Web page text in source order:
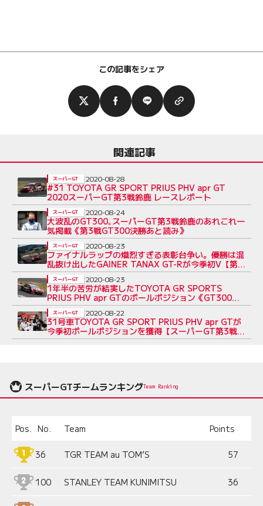
この記事をシェア
関連記事
#31 TOYOTA GR SPORT PRIUS PHV apr GT
2020スーパーGT第3戦鈴鹿 レースレポート
スーパーGT 2020-08-28
大波乱のGT300｡スーパーGT第3戦鈴鹿のあれこれ一
気掲載《第3戦GT300決勝あと読み》
スーパーGT 2020-08-24
ファイナルラップの熾烈すぎる表彰台争い。優勝は混
乱抜け出したGAINER TANAX GT-Rが今季初V【第3
戦鈴鹿GT300決勝】
スーパーGT 2020-08-23
1年半の苦労が結実したTOYOTA GR SPORTS
PRIUS PHV apr GTのポールポジション《GT300予
選あと読み》
スーパーGT 2020-08-23
31号車TOYOTA GR SPORT PRIUS PHV apr GTが
今季初ポールポジションを獲得【スーパーGT第3戦鈴
鹿300クラス予選】
スーパーGT 2020-08-22
スーパーGTチームランキングTeam Ranking
Pos. No. Team Points
36 TGR TEAM au TOM’S 57
100 STANLEY TEAM KUNIMITSU 36